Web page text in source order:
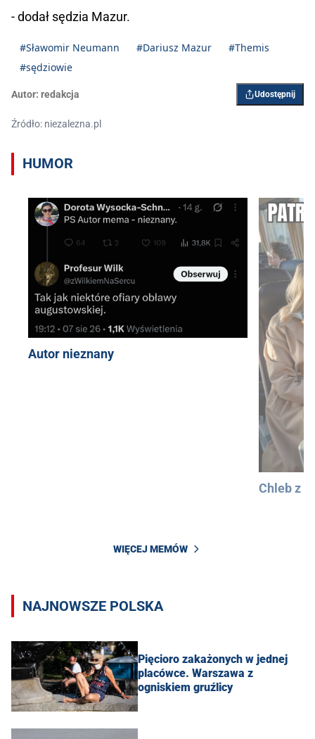
- dodał sędzia Mazur.
#Sławomir Neumann #Dariusz Mazur
#Themis
#sędziowie
Autor: redakcja Udostępnij
Źródło: niezalezna.pl
HUMOR
Autor nieznany
Chleb z
WIĘCEJ MEMÓW
NAJNOWSZE POLSKA
Pięcioro zakażonych w jednej
placówce. Warszawa z
ogniskiem gruźlicy